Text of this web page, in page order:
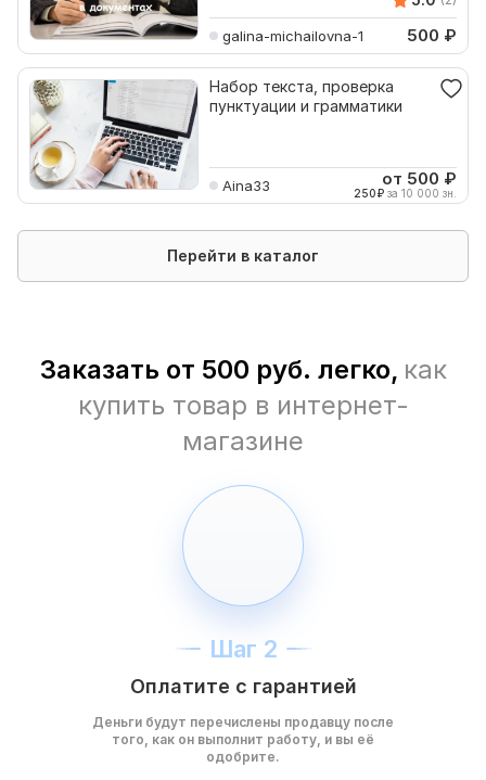
galina-michailovna-1 500 ₽
Набор текста, проверка
пунктуации и грамматики
Aina33 от 500 ₽
250₽ за 10 000 зн.
Перейти в каталог
Заказать от 500 руб. легко, как
купить товар в интернет-
магазине
Шаг 2
Оплатите с гарантией
Деньги будут перечислены продавцу после
того, как он выполнит работу, и вы её
одобрите.